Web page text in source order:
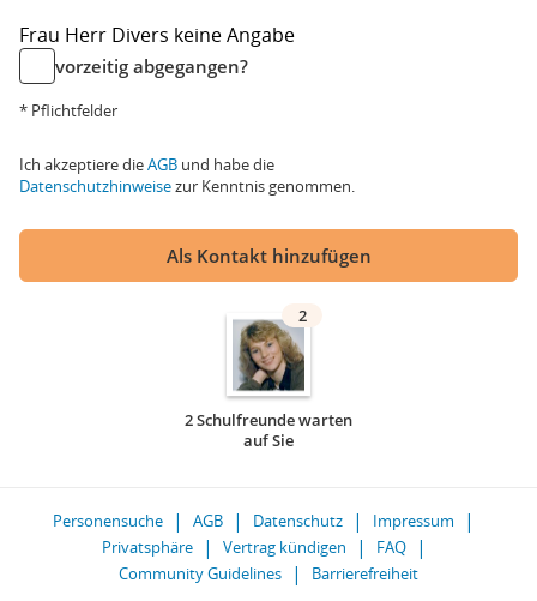
Frau Herr Divers keine Angabe
vorzeitig abgegangen?
* Pflichtfelder
Ich akzeptiere dieAGB und habe die
Datenschutzhinweisezur Kenntnis genommen.
Als Kontakt hinzufügen
2
2 Schulfreunde warten
auf Sie
Personensuche AGB Datenschutz
Impressum
Privatsphäre
Vertrag kündigen
FAQ
Community Guidelines
Barrierefreiheit